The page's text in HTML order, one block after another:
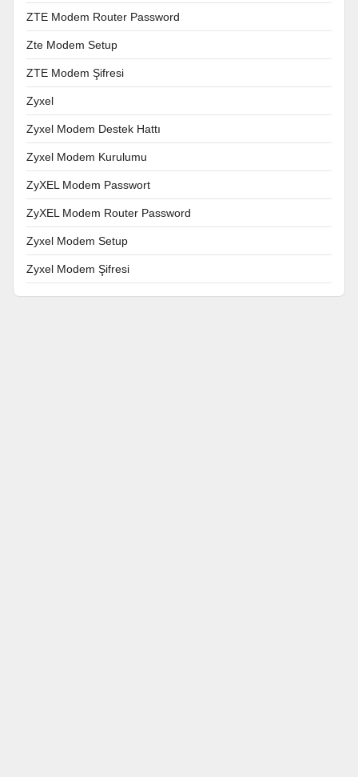
ZTE Modem Router Password
Zte Modem Setup
ZTE Modem Şifresi
Zyxel
Zyxel Modem Destek Hattı
Zyxel Modem Kurulumu
ZyXEL Modem Passwort
ZyXEL Modem Router Password
Zyxel Modem Setup
Zyxel Modem Şifresi